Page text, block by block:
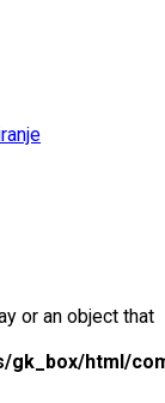
or an object that
html/